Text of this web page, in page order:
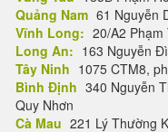
Quảng Nam 61 Nguyễn
Vĩnh Long: 20/A2
Long An: 163 Nguyễn
Tây Ninh 1075 CTM8,
Bình Định 340 Nguyễn
Quy Nhơn
Cà Mau 221 Lý Thường